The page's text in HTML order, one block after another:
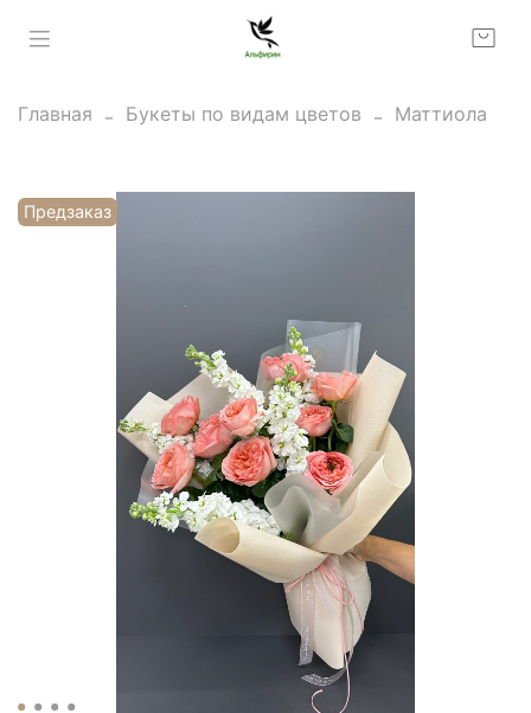
Главная Букеты по видам цветов Маттиола
Предзаказ